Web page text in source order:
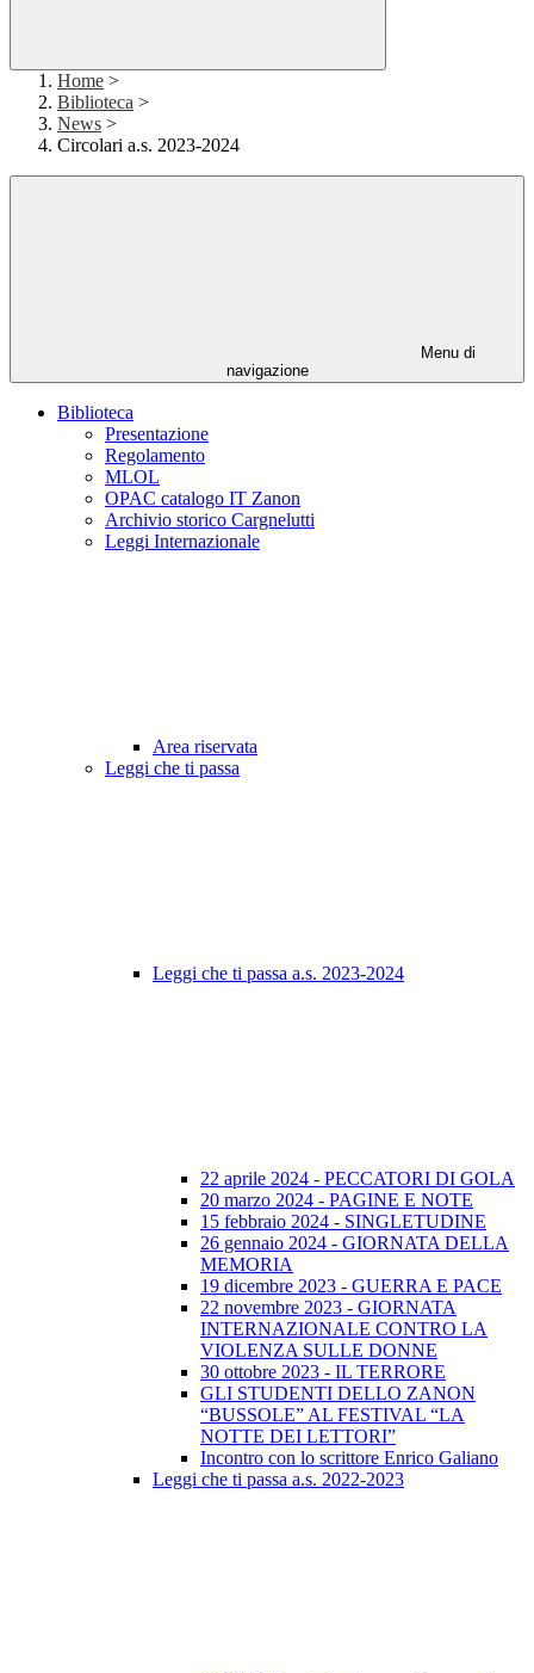
Home >
Biblioteca >
News >
Circolari a.s. 2023-2024
Menu di
navigazione
Biblioteca
Presentazione
Regolamento
MLOL
OPAC catalogo IT Zanon
Archivio storico Cargnelutti
Leggi Internazionale
Area riservata
Leggi che ti passa
Leggi che ti passa a.s. 2023-2024
22 aprile 2024 - PECCATORI DI GOLA
20 marzo 2024 - PAGINE E NOTE
15 febbraio 2024 - SINGLETUDINE
26 gennaio 2024 - GIORNATA DELLA
MEMORIA
19 dicembre 2023 - GUERRA E PACE
22 novembre 2023 - GIORNATA
INTERNAZIONALE CONTRO LA
VIOLENZA SULLE DONNE
30 ottobre 2023 - IL TERRORE
GLI STUDENTI DELLO ZANON
“BUSSOLE” AL FESTIVAL “LA
NOTTE DEI LETTORI”
Incontro con lo scrittore Enrico Galiano
Leggi che ti passa a.s. 2022-2023